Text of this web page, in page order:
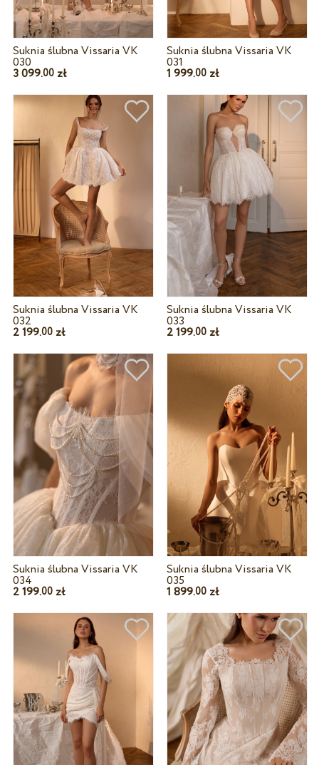
Suknia ślubna Vissaria VK
030
3 099.00zł
Suknia ślubna Vissaria VK
031
1 999.00 zł
Suknia ślubna Vissaria VK
032
2 199.00zł
Suknia ślubna Vissaria VK
033
2 199.00 zł
Suknia ślubna Vissaria VK
034
2 199.00zł
Suknia ślubna Vissaria VK
035
1 899.00 zł